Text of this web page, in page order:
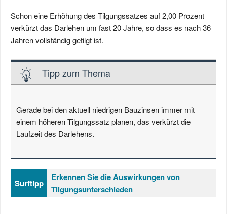
Schon eine Erhöhung des Tilgungssatzes auf 2,00 Prozent
verkürzt das Darlehen um fast 20 Jahre, so dass es nach 36
Jahren vollständig getilgt ist.
Tipp zum Thema
Gerade bei den aktuell niedrigen Bauzinsen immer mit
einem höheren Tilgungssatz planen, das verkürzt die
Laufzeit des Darlehens.
Surftipp
Erkennen Sie die Auswirkungen von
Tilgungsunterschieden